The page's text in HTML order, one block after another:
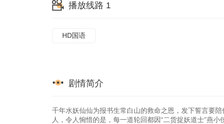
播放线路 1
HD国语
剧情简介
千年水妖仙仙为报书生常白山的救命之恩，发下誓言要
人，令人惋惜的是，每一道轮回都因“二货捉妖道士”燕